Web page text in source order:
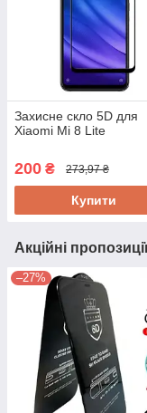
Захисне скло 5D для
Xiaomi Mi 8 Lite
200 ₴ 273,97 ₴
Купити
Акційні
–27%